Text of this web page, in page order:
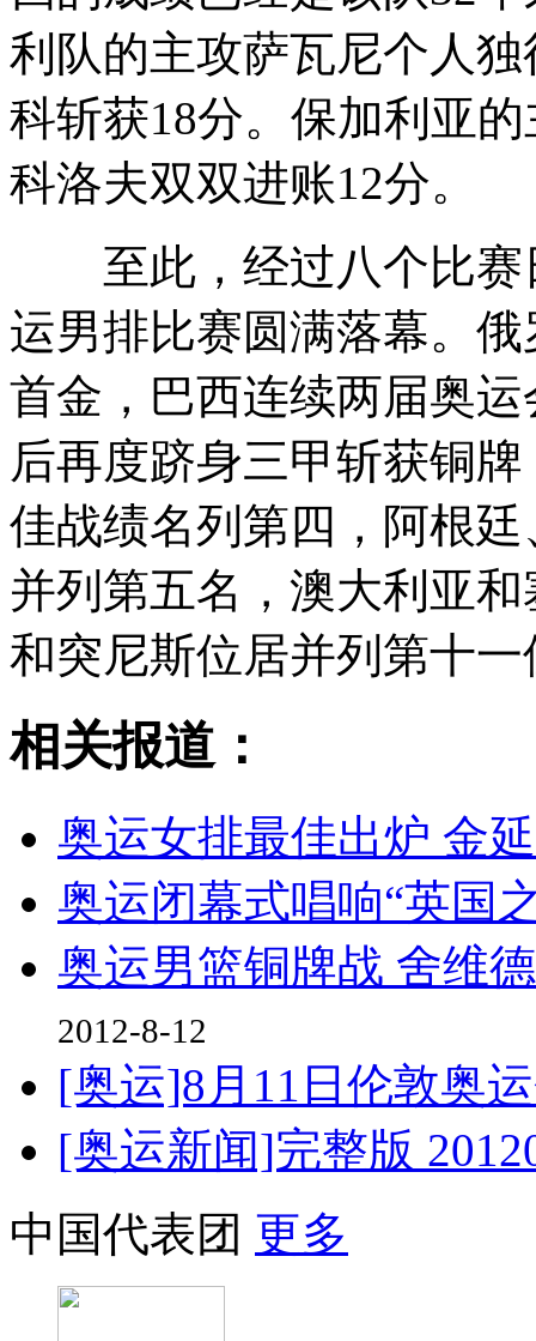
利队的主攻萨瓦尼个人
科斩获18分。保加利亚
科洛夫双双进账12分。
至此，经过八个比赛
运男排比赛圆满落幕。
首金，巴西连续两届奥
后再度跻身三甲斩获铜
佳战绩名列第四，阿根
并列第五名，澳大利亚
和突尼斯位居并列第十一
相关报道：
奥运女排最佳出炉 金
奥运闭幕式唱响“英国
奥运男篮铜牌战 舍维
2012-8-12
[奥运]8月11日伦敦奥
[奥运新闻]完整版
中国代表团 更多